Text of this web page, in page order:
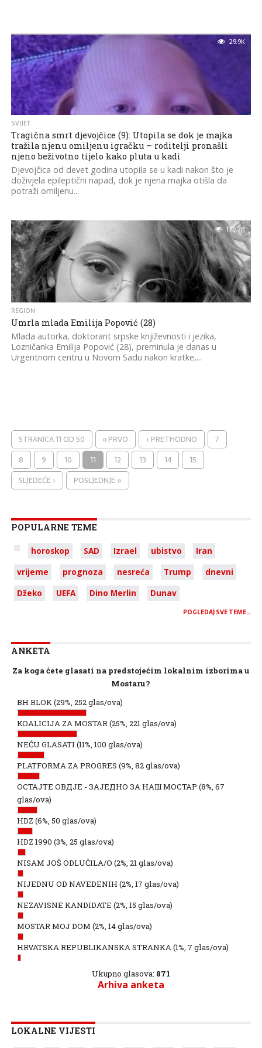
29.9K
SVIJET
Tragična smrt djevojčice (9): Utopila se dok je majka
tražila njenu omiljenu igračku – roditelji pronašli
njeno beživotno tijelo kako pluta u kadi
Djevojčica od devet godina utopila se u kadi nakon što je
doživjela epileptični napad, dok je njena majka otišla da
potraži omiljenu...
175.7K
REGION
Umrla mlada Emilija Popović (28)
Mlada autorka, doktorant srpske književnosti i jezika,
Lozničanka Emilija Popović (28), preminula je danas u
Urgentnom centru u Novom Sadu nakon kratke,...
STRANICA 11 OD 50 « PRVO ‹ PRETHODNO
7
8
9 10 11 12 13 14
15
SLJEDEĆE ›
POSLJEDNJE »
POPULARNE TEME
horoskop SAD Izrael ubistvo
Iran
vrijeme
prognoza nesreća Trump
dnevni
Džeko
UEFA Dino Merlin Dunav
POGLEDAJ SVE TEME…
ANKETA
Za koga ćete glasati na predstojećim lokalnim izborima u
Mostaru?
BH BLOK(29%, 252 glas/ova)
KOALICIJA ZA MOSTAR(25%, 221 glas/ova)
NEĆU GLASATI (11%, 100 glas/ova)
PLATFORMA ZA PROGRES (9%, 82 glas/ova)
ОСТАЈТЕ ОВДЈЕ - ЗАЈЕДНО ЗА НАШ МОСТАР (8%, 67
glas/ova)
HDZ (6%, 50 glas/ova)
HDZ 1990 (3%, 25 glas/ova)
NISAM JOŠ ODLUČILA/O (2%, 21 glas/ova)
NIJEDNU OD NAVEDENIH (2%, 17 glas/ova)
NEZAVISNE KANDIDATE (2%, 15 glas/ova)
MOSTAR MOJ DOM (2%, 14 glas/ova)
HRVATSKA REPUBLIKANSKA STRANKA(1%, 7 glas/ova)
Ukupno glasova: 871
Arhiva anketa
LOKALNE VIJESTI